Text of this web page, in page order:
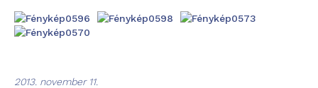
2013. november 11.